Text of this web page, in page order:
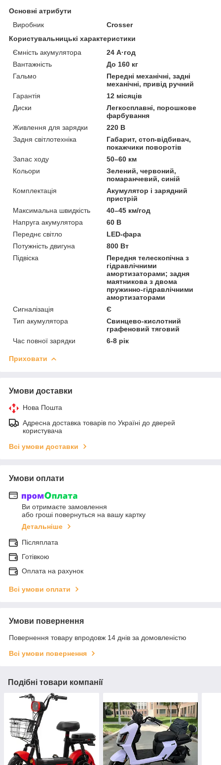
Основні атрибути
Виробник
Crosser
Користувальницькі характеристики
Ємність акумулятора
24 А·год
Вантажність
До 160 кг
Гальмо
Передні механічні, задні
механічні, привід ручний
Гарантія
12 місяців
Диски
Легкосплавні, порошкове
фарбування
Живлення для зарядки
220 В
Задня світлотехніка
Габарит, стоп-відбивач,
покажчики поворотів
Запас ходу
50–60 км
Кольори
Зелений, червоний,
помаранчевий, синій
Комплектація
Акумулятор і зарядний
пристрій
Максимальна швидкість
40–45 км/год
Напруга акумулятора
60 В
Переднє світло
LED-фара
Потужність двигуна
800 Вт
Підвіска
Передня телескопічна з
гідравлічними
амортизаторами; задня
маятникова з двома
пружинно-гідравлічними
амортизаторами
Сигналізація
Є
Тип акумулятора
Свинцево-кислотний
графеновий тяговий
Час повної зарядки
6-8 рік
Приховати
Умови доставки
Нова Пошта
Адресна доставка товарів по Україні до дверей
користувача
Всі умови доставки
Умови оплати
Ви отримаєте замовлення
або гроші повернуться на вашу картку
Детальніше
Післяплата
Готівкою
Оплата на рахунок
Всі умови оплати
Умови повернення
Повернення товару впродовж 14 днів за домовленістю
Всі умови повернення
Подібні товари компанії